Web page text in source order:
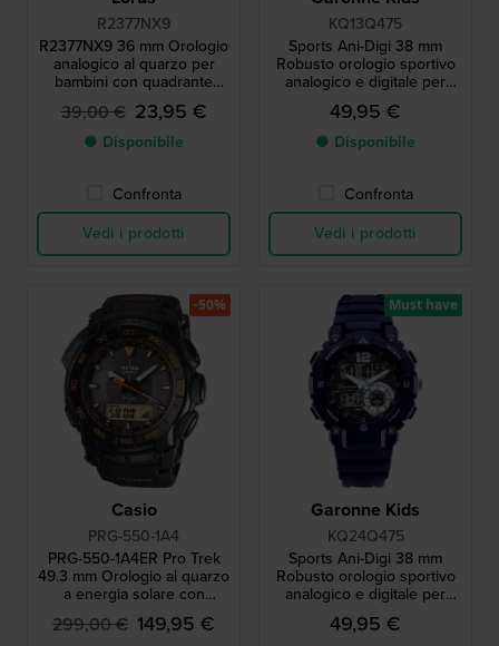
R2377NX9
R2377NX9 36 mm Orologio
analogico al quarzo per
bambini con quadrante
retroilluminato
39,00 € 23,95 €
● Disponibile
Confronta
Vedi i prodotti
KQ13Q475
Sports Ani-Digi 38 mm
Robusto orologio sportivo
analogico e digitale per
ragazzi
49,95 €
● Disponibile
Confronta
Vedi i prodotti
Casio
PRG-550-1A4
PRG-550-1A4ER Pro Trek
49.3 mm Orologio al quarzo
a energia solare con
bussola, barometro,
termometro e altimetro
299,00 € 149,95 €
-50%
Garonne Kids
KQ24Q475
Sports Ani-Digi 38 mm
Robusto orologio sportivo
analogico e digitale per
ragazzi
49,95 €
Must have